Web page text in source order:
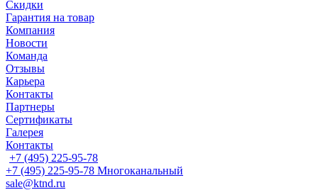
Скидки
Гарантия на товар
Компания
Новости
Команда
Отзывы
Карьера
Контакты
Партнеры
Сертификаты
Галерея
Контакты
+7 (495) 225-95-78
+7 (495) 225-95-78 Многоканальный
sale@ktnd.ru